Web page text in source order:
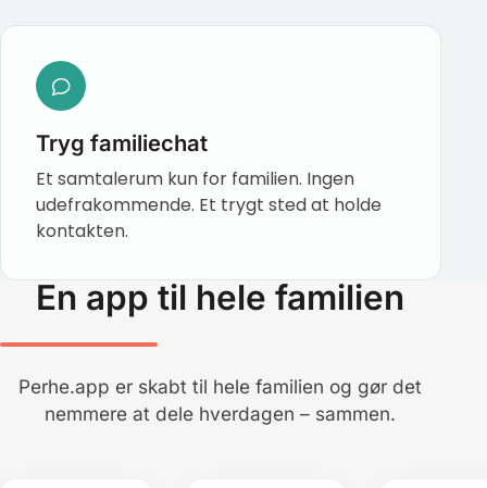
Tryg familiechat
Et samtalerum kun for familien. Ingen
udefrakommende. Et trygt sted at holde
kontakten.
En app til hele familien
Perhe.app er skabt til hele familien og gør det
nemmere at dele hverdagen – sammen.